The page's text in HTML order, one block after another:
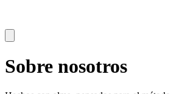
Sobre nosotros